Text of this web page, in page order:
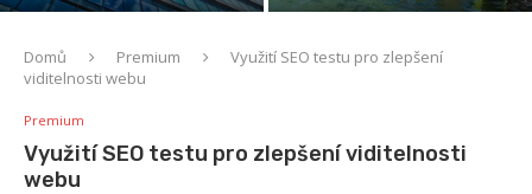
Domů Premium
Využití SEO testu pro zlepšení
viditelnosti webu
Premium
Využití SEO testu pro zlepšení viditelnosti
webu